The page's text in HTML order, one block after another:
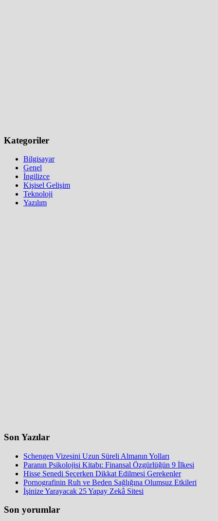
Kategoriler
Bilgisayar
Genel
İngilizce
Kişisel Gelişim
Teknoloji
Yazılım
Son Yazılar
Schengen Vizesini Uzun Süreli Almanın Yolları
Paranın Psikolojisi Kitabı: Finansal Özgürlüğün 9 İlkesi
Hisse Senedi Seçerken Dikkat Edilmesi Gerekenler
Pornografinin Ruh ve Beden Sağlığına Olumsuz Etkileri
İşinize Yarayacak 25 Yapay Zekâ Sitesi
Son yorumlar